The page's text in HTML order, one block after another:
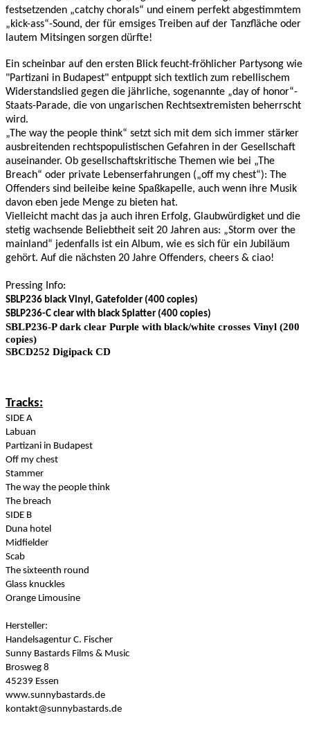
festsetzenden „catchy chorals“ und einem perfekt abgestimmtem
„kick-ass“-Sound, der für emsiges Treiben auf der Tanzfläche oder
lautem Mitsingen sorgen dürfte!
Ein scheinbar auf den ersten Blick feucht-fröhlicher Partysong wie
"Partizani in Budapest" entpuppt sich textlich zum rebellischem
Widerstandslied gegen die jährliche, sogenannte „day of honor“-
Staats-Parade, die von ungarischen Rechtsextremisten beherrscht
wird.
„The way the people think“ setzt sich mit dem sich immer stärker
ausbreitenden rechtspopulistischen Gefahren in der Gesellschaft
auseinander. Ob gesellschaftskritische Themen wie bei „The
Breach“ oder private Lebenserfahrungen („off my chest“): The
Offenders sind beileibe keine Spaßkapelle, auch wenn ihre Musik
davon eben jede Menge zu bieten hat.
Vielleicht macht das ja auch ihren Erfolg, Glaubwürdigket und die
stetig wachsende Beliebtheit seit 20 Jahren aus: „Storm over the
mainland“ jedenfalls ist ein Album, wie es sich für ein Jubiläum
gehört. Auf die nächsten 20 Jahre Offenders, cheers & ciao!
Pressing Info:
SBLP236 black Vinyl, Gatefolder (400 copies)
SBLP236-C clear with black Splatter (400 copies)
SBLP236-P dark clear Purple with black/white crosses Vinyl (200
copies)
SBCD252 Digipack CD
Tracks:
SIDE A
Labuan
Partizani in Budapest
Off my chest
Stammer
The way the people think
The breach
SIDE B
Duna hotel
Midfielder
Scab
The sixteenth round
Glass knuckles
Orange Limousine
Hersteller:
Handelsagentur C. Fischer
Sunny Bastards Films & Music
Brosweg 8
45239 Essen
www.sunnybastards.de
kontakt@sunnybastards.de